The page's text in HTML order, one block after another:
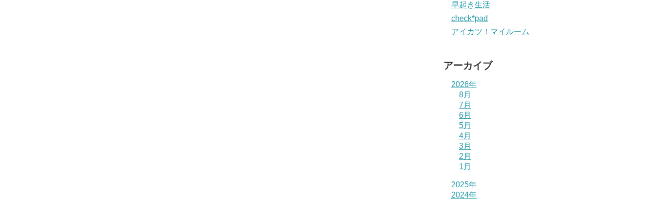
早起き生活
check*pad
アイカツ！マイルーム
アーカイブ
2026年
8月
7月
6月
5月
4月
3月
2月
1月
2025年
2024年